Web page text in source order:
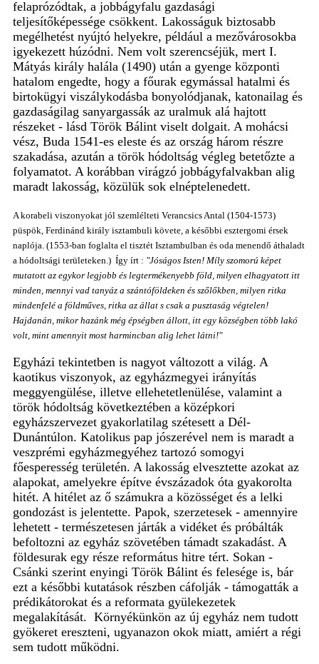
felaprózódtak, a jobbágyfalu gazdasági
teljesítőképessége csökkent. Lakosságuk biztosabb
megélhetést nyújtó helyekre, például a mezővárosokba
igyekezett húzódni. Nem volt szerencséjük, mert I.
Mátyás király halála (1490) után a gyenge központi
hatalom engedte, hogy a főurak egymással hatalmi és
birtokügyi viszálykodásba bonyolódjanak, katonailag és
gazdaságilag sanyargassák az uralmuk alá hajtott
részeket - lásd Török Bálint viselt dolgait. A mohácsi
vész, Buda 1541-es eleste és az ország három részre
szakadása, azután a török hódoltság végleg betetőzte a
folyamatot. A korábban virágzó jobbágyfalvakban alig
maradt lakosság, közülük sok elnéptelenedett.
A korabeli viszonyokat jól szemlélteti Verancsics Antal (1504-1573)
püspök, Ferdinánd király isztambuli követe, a későbbi esztergomi érsek
naplója. (1553-ban foglalta el tisztét Isztambulban és oda menendő áthaladt
a hódoltsági területeken.) Így írt : "Jóságos Isten! Míly szomorú képet
mutatott az egykor legjobb és legtermékenyebb föld, milyen elhagyatott itt
minden, mennyi vad tanyáz a szántóföldeken és szőlőkben, milyen ritka
mindenfelé a földműves, ritka az állat s csak a pusztaság végtelen!
Hajdanán, mikor hazánk még épségben állott, itt egy községben több lakó
volt, mint amennyit most harmincban alig lehet látni!"
Egyházi tekintetben is nagyot változott a világ. A
kaotikus viszonyok, az egyházmegyei irányítás
meggyengülése, illetve ellehetetlenülése, valamint a
török hódoltság következtében a középkori
egyházszervezet gyakorlatilag szétesett a Dél-
Dunántúlon. Katolikus pap jószerével nem is maradt a
veszprémi egyházmegyéhez tartozó somogyi
főesperesség területén. A lakosság elvesztette azokat az
alapokat, amelyekre építve évszázadok óta gyakorolta
hitét. A hitélet az ő számukra a közösséget és a lelki
gondozást is jelentette. Papok, szerzetesek - amennyire
lehetett - természetesen járták a vidéket és próbálták
befoltozni az egyház szövetében támadt szakadást. A
földesurak egy része református hitre tért. Sokan -
Csánki szerint enyingi Török Bálint és felesége is, bár
ezt a későbbi kutatások részben cáfolják - támogatták a
prédikátorokat és a reformata gyülekezetek
megalakítását. Környékünkön az új egyház nem tudott
gyökeret ereszteni, ugyanazon okok miatt, amiért a régi
sem tudott működni.